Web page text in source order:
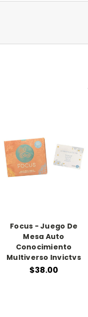
Focus - Juego De
Mesa Auto
Conocimiento
Multiverso Invictvs
$38.00